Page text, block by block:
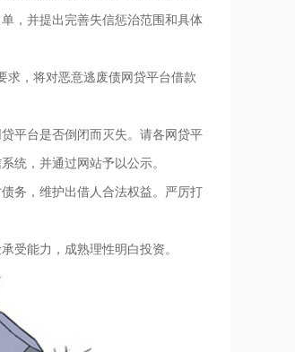
，并提出完善失信惩治范围和具体
，将对恶意逃废债网贷平台借款
平台是否倒闭而灭失。请各网贷平
统，并通过网站予以公示。
务，维护出借人合法权益。严厉打
能力，成熟理性明白投资。